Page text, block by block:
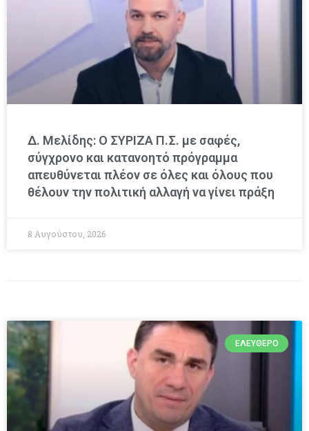
Δ. Μελίδης: Ο ΣΥΡΙΖΑ Π.Σ. με σαφές,
σύγχρονο και κατανοητό πρόγραμμα
απευθύνεται πλέον σε όλες και όλους που
θέλουν την πολιτική αλλαγή να γίνει πράξη
8 Αυγούστου, 2026
ΕΛΕΎΘΕΡΟ